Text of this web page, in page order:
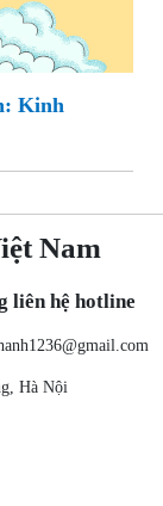
Kinh
Nam
liên hệ hotline
Hà Nội